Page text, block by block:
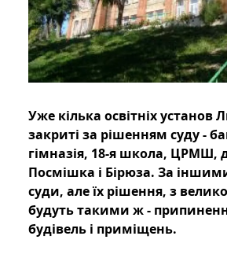
Уже кілька освітніх установ
закриті за рішенням суду -
гімназія, 18-я школа, ЦРМШ,
Посмішка і Бірюза. За
суди, але їх рішення, з
будуть такими ж -
будівель і приміщень.